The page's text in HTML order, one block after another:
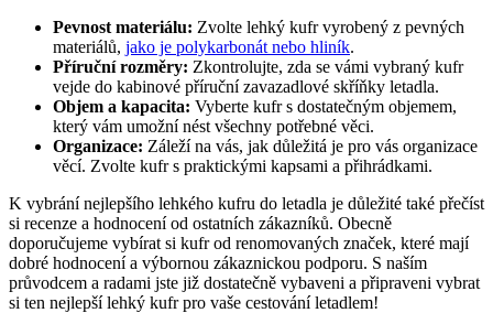
Pevnost materiálu: Zvolte lehký kufr vyrobený z pevných
materiálů, jako je polykarbonát nebo hliník.
Příruční rozměry: Zkontrolujte, zda se vámi vybraný kufr
vejde do kabinové příruční zavazadlové skříňky letadla.
Objem a kapacita: Vyberte kufr s dostatečným objemem,
který vám umožní nést všechny potřebné věci.
Organizace: Záleží na vás, jak důležitá je pro vás organizace
věcí. Zvolte kufr s praktickými kapsami a přihrádkami.
K vybrání nejlepšího lehkého kufru do letadla je důležité také přečíst
si recenze a hodnocení od ostatních zákazníků. Obecně
doporučujeme vybírat si kufr od renomovaných značek, které mají
dobré hodnocení a výbornou zákaznickou podporu. S naším
průvodcem a radami jste již dostatečně vybaveni a připraveni vybrat
si ten nejlepší lehký kufr pro vaše cestování letadlem!